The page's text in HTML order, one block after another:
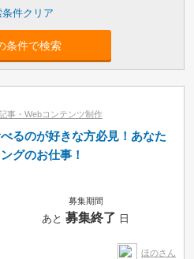
条件で検索
事・Webコンテンツ制作
るのが好きな方必見！あなた
グのお仕事！
募集期間
あと募集終了 日
ほのさん